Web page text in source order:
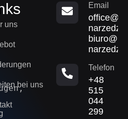
uns
bei uns
Email
Telefon
+48
515
044
299